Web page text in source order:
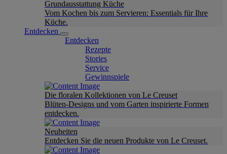
Grundausstattung Küche
Vom Kochen bis zum Servieren: Essentials für Ihre
Küche.
Entdecken
Entdecken
Rezepte
Stories
Service
Gewinnspiele
Die floralen Kollektionen von Le Creuset
Blüten-Designs und vom Garten inspirierte Formen
entdecken.
Neuheiten
Entdecken Sie die neuen Produkte von Le Creuset.